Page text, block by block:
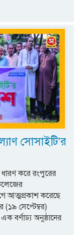
সোসাইটি’র
ধারণ করে রংপুরের
আত্মপ্রকাশ করেছে
(১৯ সেপ্টেম্বর)
বর্ণাঢ্য অনুষ্ঠানের